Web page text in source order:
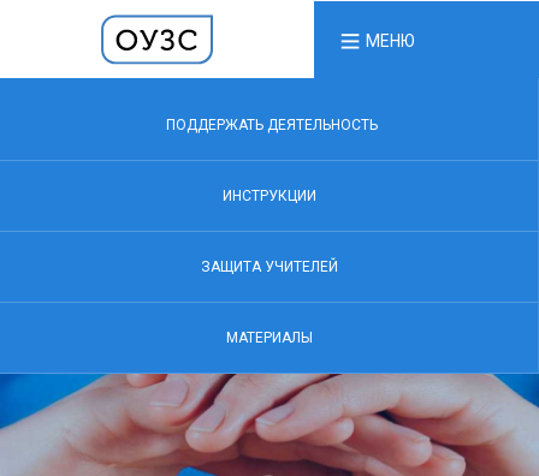
МЕНЮ
ПОДДЕРЖАТЬ ДЕЯТЕЛЬНОСТЬ
ИНСТРУКЦИИ
ЗАЩИТА УЧИТЕЛЕЙ
МАТЕРИАЛЫ